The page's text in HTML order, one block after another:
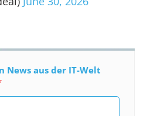
News aus der IT-Welt